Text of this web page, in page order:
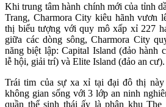
Khi trung tâm hành chính mới của tỉnh
Trang, Charmora City kiêu hãnh vươn
thị biểu tượng với quy mô xấp xỉ 227
giữa các dòng sông, Charmora City
năng biệt lập: Capital Island (đảo hành
lễ hội, giải trí) và Elite Island (đảo an cư).
Trái tim của sự xa xỉ tại đại đô thị
không gian sống với 3 lớp an ninh
quần thể sinh thái ấy là phân khu The